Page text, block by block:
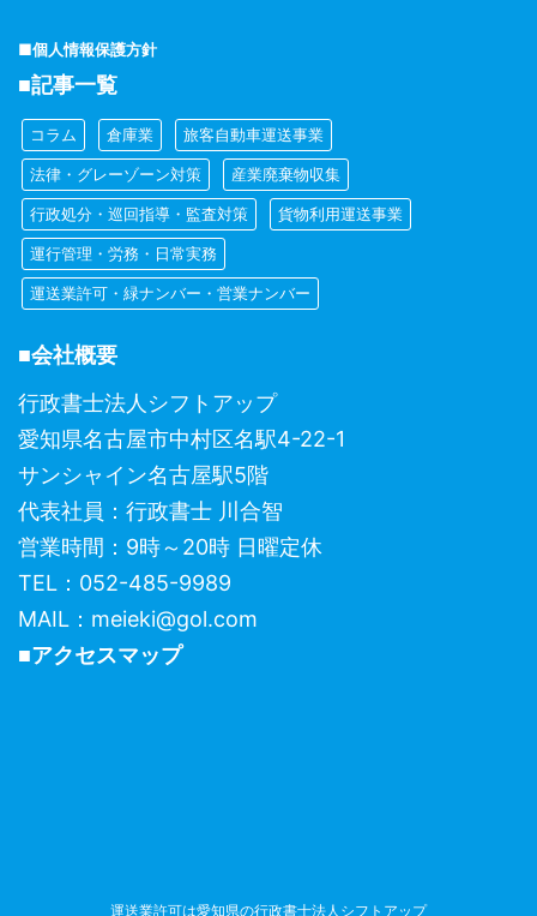
■個人情報保護方針
■記事一覧
コラム 倉庫業 旅客自動車運送事業
法律・グレーゾーン対策 産業廃棄物収集
行政処分・巡回指導・監査対策 貨物利用運送事業
運行管理・労務・日常実務
運送業許可・緑ナンバー・営業ナンバー
■会社概要
行政書士法人シフトアップ
愛知県名古屋市中村区名駅4-22-1
サンシャイン名古屋駅5階
代表社員：行政書士 川合智
営業時間：9時～20時 日曜定休
TEL：052-485-9989
MAIL：meieki@gol.com
■アクセスマップ
運送業許可は愛知県の行政書士法人シフトアップ